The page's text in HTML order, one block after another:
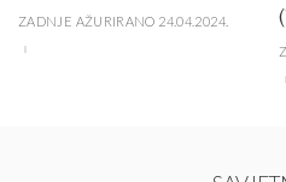
ZADNJE AŽURIRANO 24.04.2024.